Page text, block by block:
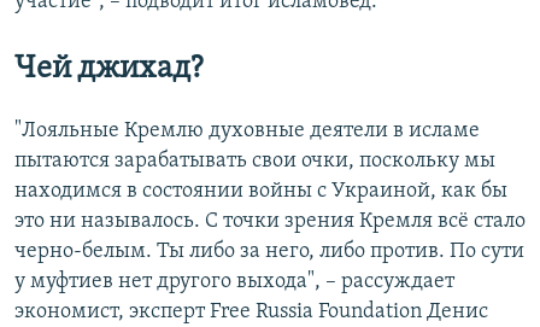
Чей джихад?
"Лояльные Кремлю духовные деятели в исламе
пытаются зарабатывать свои очки, поскольку мы
находимся в состоянии войны с Украиной, как бы
это ни называлось. С точки зрения Кремля всё стало
черно-белым. Ты либо за него, либо против. По сути
у муфтиев нет другого выхода", – рассуждает
экономист, эксперт Free Russia Foundation Денис